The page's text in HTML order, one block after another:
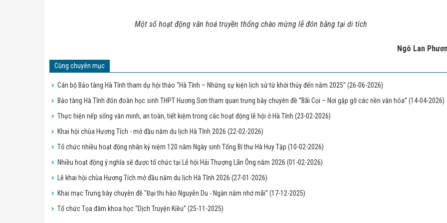
Một số hoạt động văn hoá truyền thống chào mừng lễ đón bằng tại di tích
Ngô Lan
Cùng chuyên mục
Cán bộ Bảo tàng Hà Tĩnh tham dự hội thảo “Hà Tĩnh – Những sự kiện lịch sử từ khởi thủy đến năm 2025” (26-06-2026)
Bảo tàng Hà Tĩnh đón đoàn học sinh THPT Hương Sơn tham quan trưng bày chuyên đề “Bãi Cọi – Nơi gặp gỡ các nền văn hóa” (14-04-2026)
Thực hiện nếp sống văn minh, an toàn, tiết kiệm trong các hoạt động lễ hội ở Hà Tĩnh (23-02-2026)
Khai hội chùa Hương Tích - mở đầu năm du lịch Hà Tĩnh 2026 (22-02-2026)
Tổ chức nhiều hoạt động nhân kỷ niệm 120 năm Ngày sinh Tổng Bí thư Hà Huy Tập (10-02-2026)
Nhiều hoạt động ý nghĩa sẽ được tổ chức tại Lễ hội Hải Thượng Lãn Ông năm 2026 (01-02-2026)
Lễ khai hội chùa Hương Tích mở đầu năm du lịch Hà Tĩnh 2026 (27-01-2026)
Khai mạc Trưng bày chuyên đề “Đại thi hào Nguyễn Du - Ngàn năm nhớ mãi” (17-12-2025)
Tổ chức Tọa đàm khoa học “Dịch Truyện Kiều” (25-11-2025)